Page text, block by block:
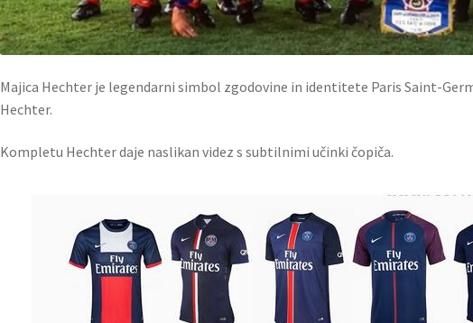
Majica Hechter je legendarni simbol zgodovine in identitete Paris Saint-
Hechter.
Kompletu Hechter daje naslikan videz s subtilnimi učinki čopiča.